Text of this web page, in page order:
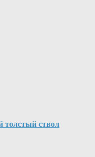
толстый ствол